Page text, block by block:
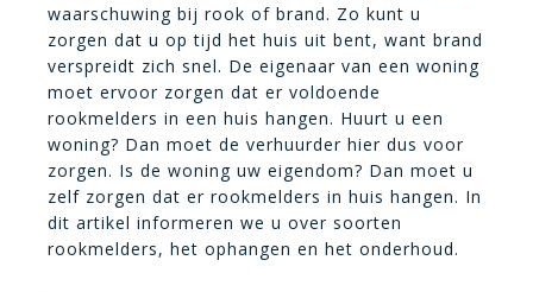
waarschuwing bij rook of brand. Zo kunt u
zorgen dat u op tijd het huis uit bent, want brand
verspreidt zich snel. De eigenaar van een woning
moet ervoor zorgen dat er voldoende
rookmelders in een huis hangen. Huurt u een
woning? Dan moet de verhuurder hier dus voor
zorgen. Is de woning uw eigendom? Dan moet u
zelf zorgen dat er rookmelders in huis hangen. In
dit artikel informeren we u over soorten
rookmelders, het ophangen en het onderhoud.